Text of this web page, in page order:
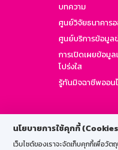
นโยบายการใช้คุกกี้
เว็บไซต์ของเราจะจัดเก็บคุกกี้เพื่อวั
บทความ
ศูนย์วิจัยธนาคาร
ศูนย์บริการข้อมูล
การเปิดเผยข้อมูล
โปร่งใส
รู้ทันมิจฉาชีพออน